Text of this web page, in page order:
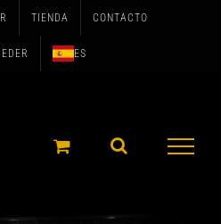
TIENDA CONTACTO
ES